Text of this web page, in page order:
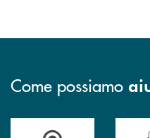
Come possiamo
Accedi all' elenco completoHai